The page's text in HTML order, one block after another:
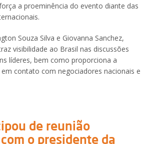
a proeminência do evento diante das
Souza Silva e Giovanna Sanchez,
visibilidade ao Brasil nas discussões
líderes, bem como proporciona a
contato com negociadores nacionais e
de reunião
o presidente da